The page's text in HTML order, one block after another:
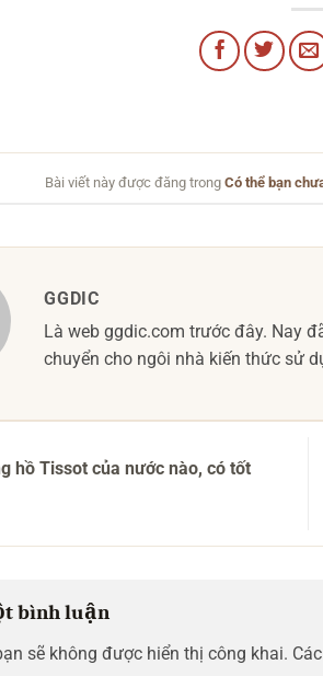
Bài viết này được đăng trongCó thể bạn
GGDIC
Là web ggdic.com trước đây. Nay
chuyển cho ngôi nhà kiến thức sử
hồ Tissot của nước nào, có tốt
bình luận
sẽ không được hiển thị công khai.